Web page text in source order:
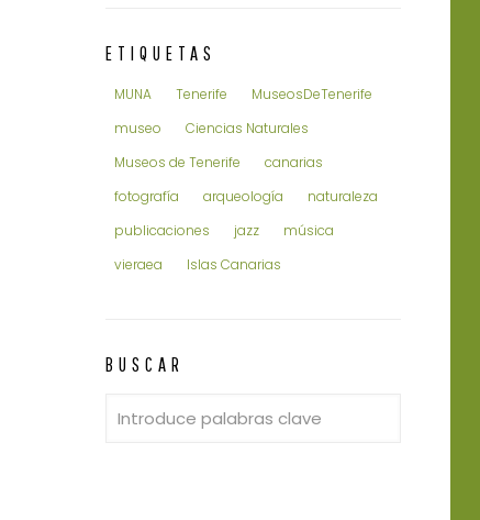
ETIQUETAS
MUNA Tenerife
MuseosDeTenerife
museo
Ciencias Naturales
Museos de Tenerife
canarias
fotografía
arqueología
naturaleza
publicaciones
jazz
música
vieraea
Islas Canarias
BUSCAR